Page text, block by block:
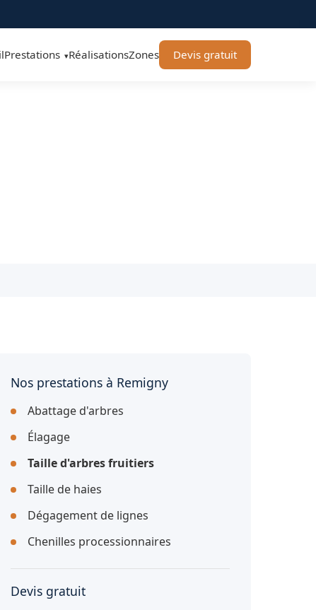
Prestations ▾RéalisationsZones Devis gratuit
Nos prestations à Remigny
Abattage d'arbres
Élagage
Taille d'arbres fruitiers
Taille de haies
Dégagement de lignes
Chenilles processionnaires
Devis gratuit